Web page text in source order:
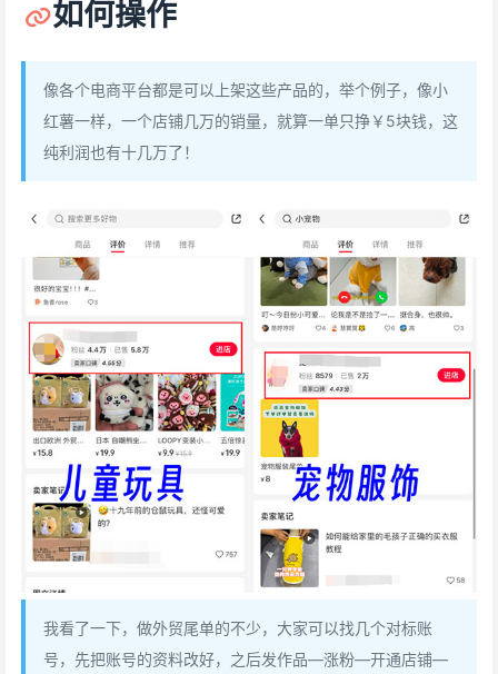
如何操作
像各个电商平台都是可以上架这些产品的，举个例子，像小
红薯一样，一个店铺几万的销量，就算一单只挣￥5块钱，这
纯利润也有十几万了！
我看了一下，做外贸尾单的不少，大家可以找几个对标账
号，先把账号的资料改好，之后发作品—涨粉—开通店铺—